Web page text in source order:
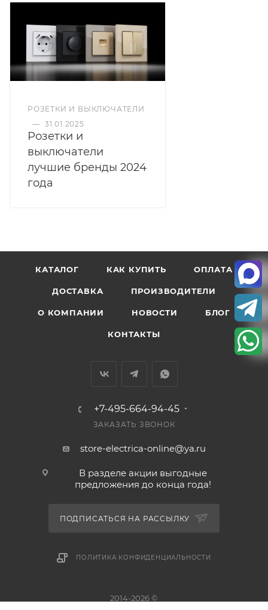
РОЗЕТКИ И ВЫКЛЮЧАТЕЛИ
— 31.01.2025
Розетки и
выключатели
лучшие бренды 2024
года
КАТАЛОГ КАК КУПИТЬ ОПЛАТА
ДОСТАВКА ПРОИЗВОДИТЕЛИ
О КОМПАНИИ НОВОСТИ БЛОГ
КОНТАКТЫ
+7-495-664-94-45
ЗАКАЗАТЬ ЗВОНОК
store-electrica-online@ya.ru
В разделе акции выгодные
предложения до конца года!
ПОДПИСАТЬСЯ НА РАССЫЛКУ
ПОЛИТИКА КОНФИДЕНЦИАЛЬНОСТИ
2014-2026 ©